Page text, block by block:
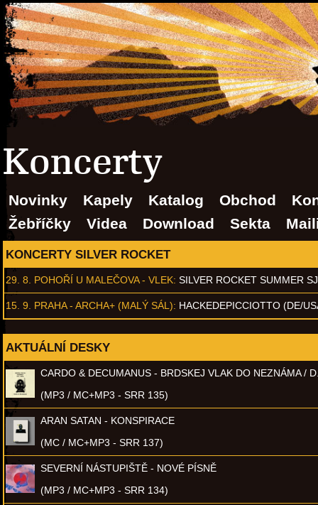
Koncerty
Novinky Kapely Katalog Obchod
Žebříčky
Videa Download Sekta
KONCERTY SILVER ROCKET
29. 8. POHOŘÍ U MALEČOVA - VLEK: SILVER ROCKET SUMMER
15. 9. PRAHA - ARCHA+ (MALÝ SÁL): HACKEDEPICCIOTTO (DE/
AKTUÁLNÍ DESKY
CARDO & DECUMANUS - BRDSKEJ VLAK DO NEZNÁMA /
(MP3 / MC+MP3 - SRR 135)
ARAN SATAN - KONSPIRACE
(MC / MC+MP3 - SRR 137)
SEVERNÍ NÁSTUPIŠTĚ - NOVÉ PÍSNĚ
(MP3 / MC+MP3 - SRR 134)